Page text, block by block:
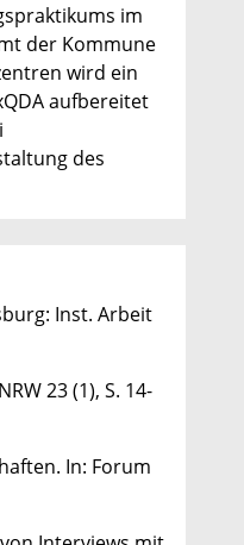
im
der Kommune
wird ein
aufbereitet
des
Inst. Arbeit
23 (1), S. 14-
In: Forum